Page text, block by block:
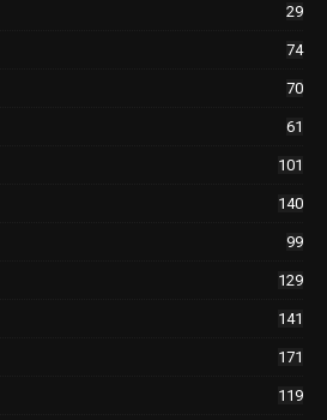
29
74
70
61
101
140
99
129
141
171
119